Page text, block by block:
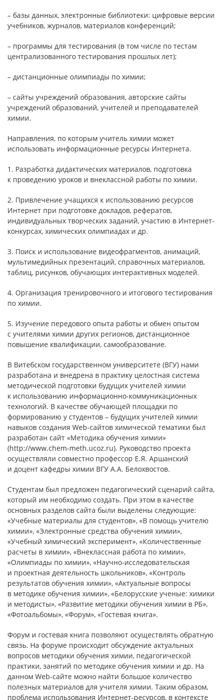
– базы данных, электронные библиотеки: цифровые версии
учебников, журналов, материалов конференций;
– программы для тестирования (в том числе по тестам
централизованного тестирования прошлых лет);
– дистанционные олимпиады по химии;
– сайты учреждений образования, авторские сайты
учреждений образований, учителей и преподавателей
химии.
Направления, по которым учитель химии может
использовать информационные ресурсы Интернета.
1. Разработка дидактических материалов, подготовка
к проведению уроков и внеклассной работы по химии.
2. Привлечение учащихся к использованию ресурсов
Интернет при подготовке докладов, рефератов,
индивидуальных творческих заданий, участию в Интернет-
конкурсах, химических олимпиадах и др.
3. Поиск и использование видеофрагментов, анимаций,
мультимедийных презентаций, справочных материалов,
таблиц, рисунков, обучающих интерактивных моделей.
4. Организация тренировочного и итогового тестирования
по химии.
5. Изучение передового опыта работы и обмен опытом
с учителями химии других регионов, дистанционное
повышение квалификации, самообразование.
В Витебском государственном университете (ВГУ) нами
разработана и внедрена в практику целостная система
методической подготовки будущих учителей химии
к использованию информационно-коммуникационных
технологий. В качестве обучающей площадки по
формированию у студентов – будущих учителей химии
навыков создания Web-сайтов химической тематики был
разработан сайт «Методика обучения химии»
(http://www.chem-meth.ucoz.ru). Руководство проекта
осуществляли совместно профессор Е.Я. Аршанский
и доцент кафедры химии ВГУ А.А. Белохвостов.
Студентам был предложен педагогический сценарий сайта,
который им необходимо создать. При этом в качестве
основных разделов сайта были выделены следующие:
«Учебные материалы для студентов», «В помощь учителю
химии», «Электронные средства обучения химии»,
«Учебный химический эксперимент», «Количественные
расчеты в химии», «Внеклассная работа по химии»,
«Олимпиады по химии», «Научно-исследовательская
и проектная деятельность школьников», «Контроль
результатов обучения химии», «Актуальные вопросы
в методике обучения химии», «Белорусские ученые: химики
и методисты», «Развитие методики обучения химии в РБ»,
«Фотоальбомы», «Форум», «Гостевая книга».
Форум и гостевая книга позволяют осуществлять обратную
связь. На форуме происходит обсуждение актуальных
вопросов методики обучения химии, педагогической
практики, занятий по методике обучения химии и др. На
данном Web-сайте можно найти большое количество
полезных материалов для учителя химии. Таким образом,
проблема использования Интернет-ресурсов, в контексте